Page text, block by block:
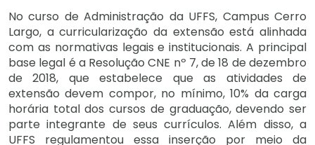
No curso de Administração da UFFS, Campus Cerro
Largo, a curricularização da extensão está alinhada
com as normativas legais e institucionais. A principal
base legal é a Resolução CNE nº 7, de 18 de dezembro
de 2018, que estabelece que as atividades de
extensão devem compor, no mínimo, 10% da carga
horária total dos cursos de graduação, devendo ser
parte integrante de seus currículos. Além disso, a
UFFS regulamentou essa inserção por meio da